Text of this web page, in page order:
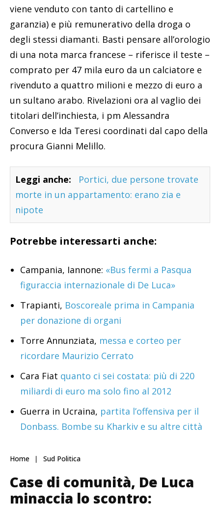
viene venduto con tanto di cartellino e
garanzia) e più remunerativo della droga o
degli stessi diamanti. Basti pensare all’orologio
di una nota marca francese – riferisce il teste –
comprato per 47 mila euro da un calciatore e
rivenduto a quattro milioni e mezzo di euro a
un sultano arabo. Rivelazioni ora al vaglio dei
titolari dell’inchiesta, i pm Alessandra
Converso e Ida Teresi coordinati dal capo della
procura Gianni Melillo.
Leggi anche:
Portici, due persone trovate
morte in un appartamento: erano zia e
nipote
Potrebbe interessarti anche:
Campania, Iannone: «Bus fermi a Pasqua
figuraccia internazionale di De Luca»
Trapianti, Boscoreale prima in Campania
per donazione di organi
Torre Annunziata, messa e corteo per
ricordare Maurizio Cerrato
Cara Fiat quanto ci sei costata: più di 220
miliardi di euro ma solo fino al 2012
Guerra in Ucraina, partita l’offensiva per il
Donbass. Bombe su Kharkiv e su altre città
Home Sud Politica
Case di comunità, De Luca
minaccia lo scontro: